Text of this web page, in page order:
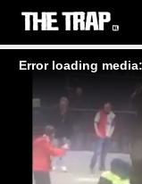
Error loading